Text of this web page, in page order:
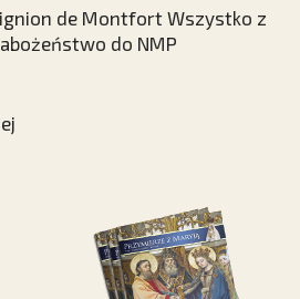
de Montfort Wszystko z
do NMP